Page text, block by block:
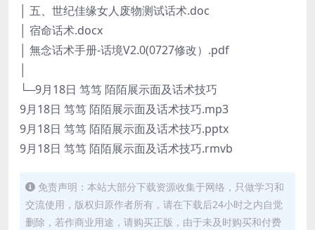
│ 五、世纪佳缘女人废物测试话术.doc
│ 宿命话术.docx
│ 無念话术手册-话境V2.0(0727修改）.pdf
└─9月18日 笃笃 陌陌展示面及话术技巧
9月18日 笃笃 陌陌展示面及话术技巧.mp3
9月18日 笃笃 陌陌展示面及话术技巧.pptx
9月18日 笃笃 陌陌展示面及话术技巧.rmvb
免责声明：本站大部分下载资源收集于网络，只做学习和
交流使用，版权归原作者所有，请在下载后24小时之内自觉
删除，若作商业用途，请购买正版，由于未及时购买和付费